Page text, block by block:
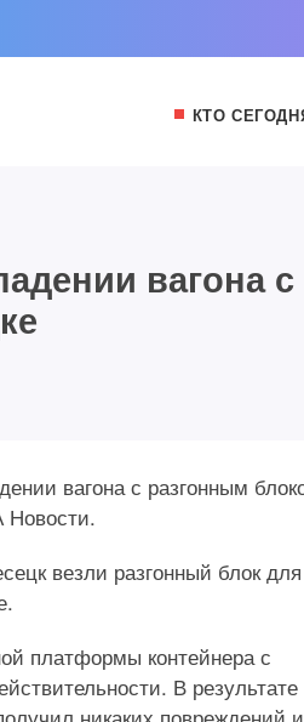
КТО
вагона с
вагона с разгонным
Новости.
везли разгонный блок для
платформы контейнера с
В результате